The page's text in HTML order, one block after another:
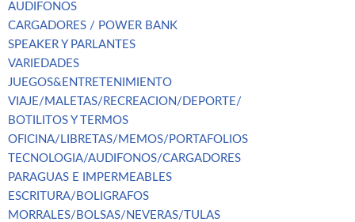
AUDIFONOS
CARGADORES / POWER BANK
SPEAKER Y PARLANTES
VARIEDADES
JUEGOS&ENTRETENIMIENTO
VIAJE/MALETAS/RECREACION/DEPORTE/
BOTILITOS Y TERMOS
OFICINA/LIBRETAS/MEMOS/PORTAFOLIOS
TECNOLOGIA/AUDIFONOS/CARGADORES
PARAGUAS E IMPERMEABLES
ESCRITURA/BOLIGRAFOS
MORRALES/BOLSAS/NEVERAS/TULAS